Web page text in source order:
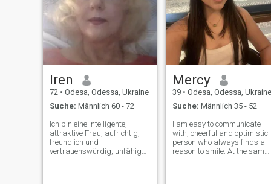
meine Liebe jemandem
geben, dem ich vertrauen
kann und bei dem ich mich
sicher fühle. Ich habe das
Bedürfnis, mich wie eine
geliebte und unterstützte
Frau von ihrem starken und
Iren
72 • Odesa, Odessa, Ukraine
Suche: Männlich 60 - 72
Ich bin eine intelligente,
attraktive Frau, aufrichtig,
freundlich und
vertrauenswürdig, unfähig
Mercy
39 • Odesa, Odessa, Ukraine
Suche: Männlich 35 - 52
I am easy to communicate
with, cheerful and optimistic
person who always finds a
reason to smile. At the same